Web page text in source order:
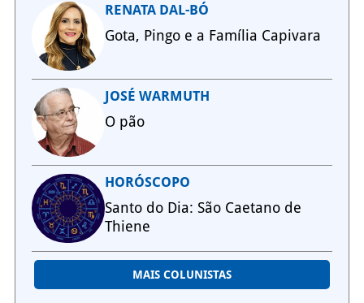
RENATA DAL-BÓ
Gota, Pingo e a Família Capivara
JOSÉ WARMUTH
O pão
HORÓSCOPO
Santo do Dia: São Caetano de
Thiene
MAIS COLUNISTAS